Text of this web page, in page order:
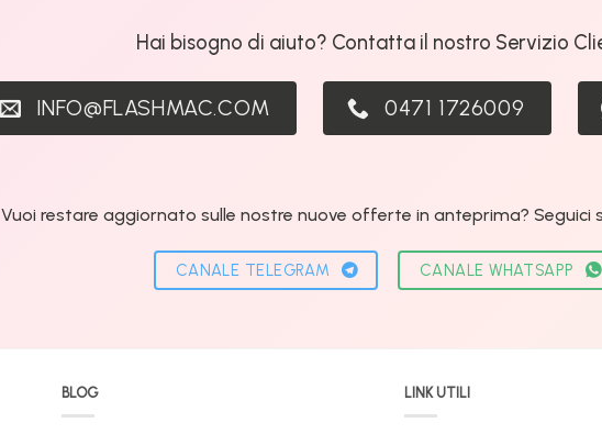
Hai bisogno di aiuto? Contatta il nostro Servizio
INFO@FLASHMAC.COM 0471 1726009
Vuoi restare aggiornato sulle nostre nuove offerte in anteprima? Seguici
CANALE TELEGRAM CANALE WHATSAPP
BLOG LINK UTILI